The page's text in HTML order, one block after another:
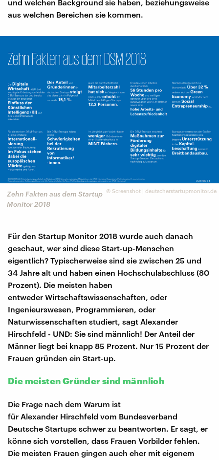
und welchen Background sie haben, beziehungsweise
aus welchen Bereichen sie kommen.
© Screenshot | deutscherstartupmonitor.de
Zehn Fakten aus dem Startup
Monitor 2018
Für den Startup Monitor 2018 wurde auch danach
geschaut, wer sind diese Start-up-Menschen
eigentlich? Typischerweise sind sie zwischen 25 und
34 Jahre alt und haben einen Hochschulabschluss (80
Prozent). Die meisten haben
entweder Wirtschaftswissenschaften, oder
Ingenieurswesen, Programmieren, oder
Naturwissenschaften studiert, sagt Alexander
Hirschfeld - UND: Sie sind männlich! Der Anteil der
Männer liegt bei knapp 85 Prozent. Nur 15 Prozent der
Frauen gründen ein Start-up.
Die meisten Gründer sind männlich
Die Frage nach dem Warum ist
für Alexander Hirschfeld vom Bundesverband
Deutsche Startups schwer zu beantworten. Er sagt, er
könne sich vorstellen, dass Frauen Vorbilder fehlen.
Die meisten Frauen gingen auch eher mit eigenem